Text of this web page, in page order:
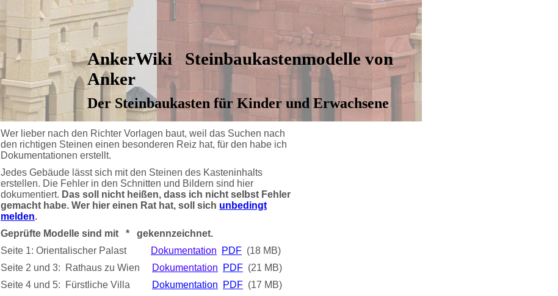
AnkerWiki Steinbaukastenmodelle von
Anker
Der Steinbaukasten für Kinder und Erwachsene
Wer lieber nach den Richter Vorlagen baut, weil das Suchen nach
den richtigen Steinen einen besonderen Reiz hat, für den habe ich
Dokumentationen erstellt.
Jedes Gebäude lässt sich mit den Steinen des Kasteninhalts
erstellen. Die Fehler in den Schnitten und Bildern sind hier
dokumentiert. Das soll nicht heißen, dass ich nicht selbst Fehler
gemacht habe. Wer hier einen Rat hat, soll sich unbedingt
melden.
Geprüfte Modelle sind mit * gekennzeichnet.
Seite 1: Orientalischer Palast
Dokumentation PDF (18 MB)
Seite 2 und 3: Rathaus zu Wien
Dokumentation PDF (21 MB)
Seite 4 und 5: Fürstliche Villa
Dokumentation PDF (17 MB)